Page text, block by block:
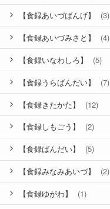
【食録あいづばんげ】 (3)
【食録あいづみさと】 (4)
【食録いなわしろ】 (5)
【食録うらばんだい】 (7)
【食録きたかた】 (12)
【食録しもごう】 (2)
【食録ばんだい】 (5)
【食録みなみあいづ】 (2)
【食録ゆがわ】 (1)